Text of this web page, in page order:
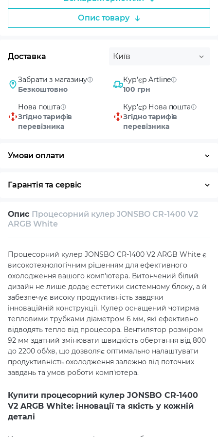
Опис товару
Доставка Київ
Забрати з магазину
Безкоштовно
Кур'єр Artline
100 грн
Нова пошта
Згідно тарифів
перевізника
Кур'єр Нова пошта
Згідно тарифів
перевізника
Умови оплати
Гарантія та сервіс
Власний сервісний центр Технічна підтримка
Опис Процесорний кулер JONSBO CR-1400 V2
ARGB White
Процесорний кулер JONSBO CR-1400 V2 ARGB White є
високотехнологічним рішенням для ефективного
охолодження вашого комп'ютера. Витончений білий
дизайн не лише додає естетики системному блоку, а й
забезпечує високу продуктивність завдяки
інноваційній конструкції. Кулер оснащений чотирма
тепловими трубками діаметром 6 мм, які ефективно
відводять тепло від процесора. Вентилятор розміром
92 мм здатний змінювати швидкість обертання від 800
до 2200 об/хв, що дозволяє оптимально налаштувати
продуктивність охолодження залежно від поточних
завдань та умов роботи комп'ютера.
Купити процесорний кулер JONSBO CR-1400
V2 ARGB White: інновації та якість у кожній
деталі